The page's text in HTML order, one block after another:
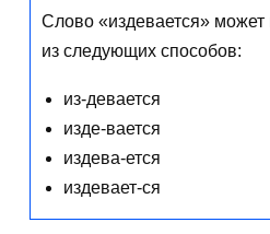
Слово «издевается»
из следующих способов:
из-девается
изде-вается
издева-ется
издевает-ся